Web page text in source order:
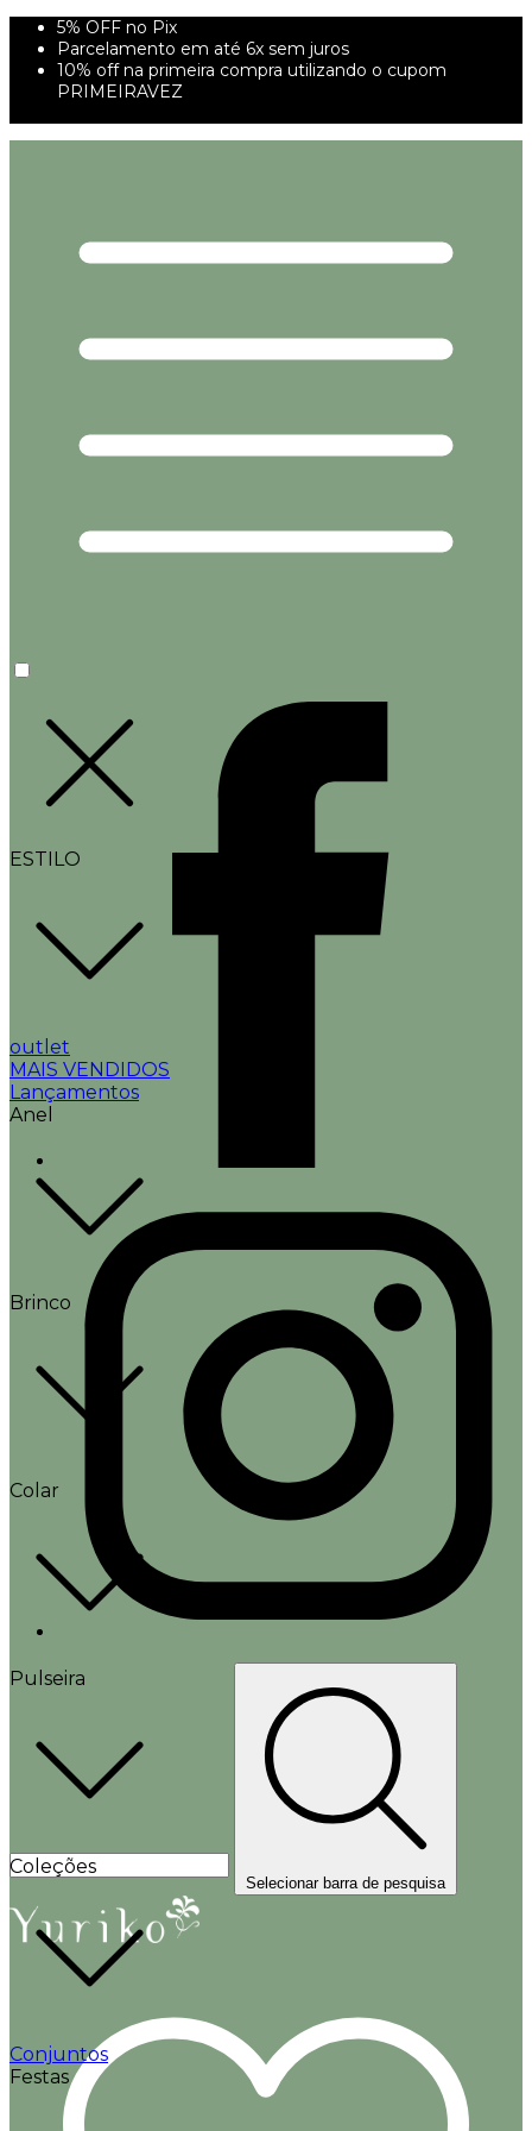
5% OFF no Pix
Parcelamento em até 6x sem juros
10% off na primeira compra utilizando o cupom
PRIMEIRAVEZ
ESTILO
outlet
MAIS VENDIDOS
Lançamentos
Anel
Brinco
Colar
Pulseira
Coleções
Conjuntos
Festas
Selecionar barra de pesquisa